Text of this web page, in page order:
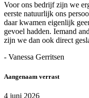
Voor ons bedrijf zijn we
eerste natuurlijk ons
daar kwamen eigenlijk
gevoel hadden. Iemand
zijn we dan ook direct
- Vanessa Gerritsen
Aangenaam verrast
4 juni 2026